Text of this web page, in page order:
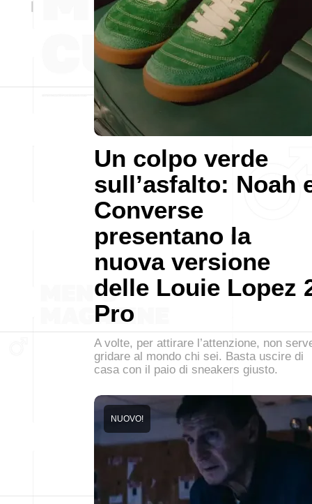
Un colpo verde
sull’asfalto: Noah
Converse
presentano la
nuova versione
delle Louie Lopez
Pro
A volte, per attirare l’attenzione, non
gridare al mondo chi sei. Basta uscire di
casa con il paio di sneakers giusto.
NUOVO!